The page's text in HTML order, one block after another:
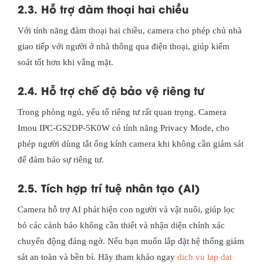
2.3. Hỗ trợ đàm thoại hai chiều
Với tính năng đàm thoại hai chiều, camera cho phép chủ nhà
giao tiếp với người ở nhà thông qua điện thoại, giúp kiểm
soát tốt hơn khi vắng mặt.
2.4. Hỗ trợ chế độ bảo vệ riêng tư
Trong phòng ngủ, yếu tố riêng tư rất quan trọng. Camera
Imou IPC-GS2DP-5K0W có tính năng Privacy Mode, cho
phép người dùng tắt ống kính camera khi không cần giám sát
để đảm bảo sự riêng tư.
2.5. Tích hợp trí tuệ nhân tạo (AI)
Camera hỗ trợ AI phát hiện con người và vật nuôi, giúp lọc
bỏ các cảnh báo không cần thiết và nhận diện chính xác
chuyển động đáng ngờ. Nếu bạn muốn lắp đặt hệ thống giám
sát an toàn và bền bỉ. Hãy tham khảo ngay dich vu lap dat